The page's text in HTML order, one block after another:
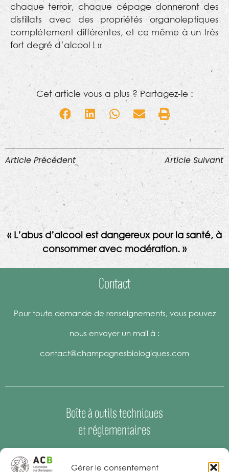
Gérer le consentement
chaque terroir, chaque cépage donneront des
distillats avec des propriétés organoleptiques
complétement différentes, et ce même à un très
fort degré d’alcool ! »
Cet article vous a plus ? Partagez-le :
Article Précédent Article Suivant
« L’abus d’alcool est dangereux pour la santé, à
consommer avec modération. »
Contact
Pour toute demande de renseignements, vous pouvez
nous envoyer un mail à :
contact@champagnesbiologiques.com
Boîte à outils techniques
et réglementaires
Espace Presse